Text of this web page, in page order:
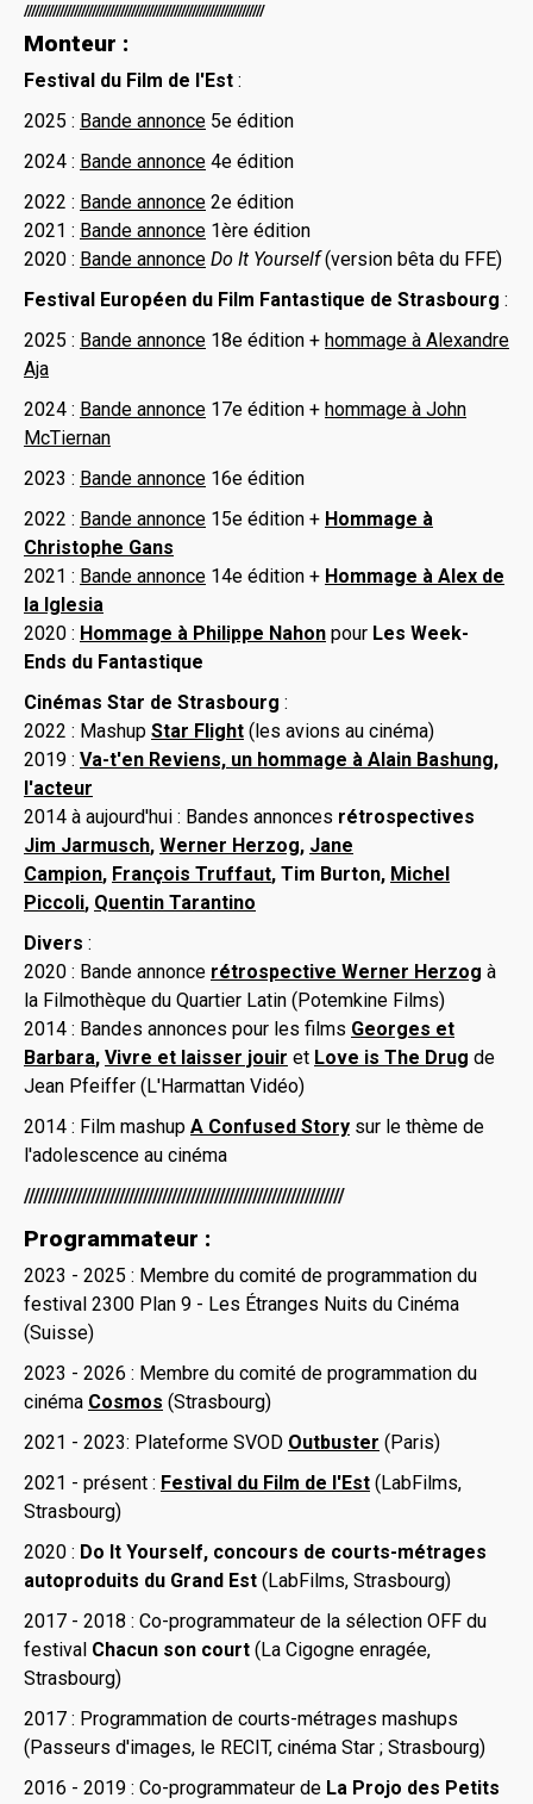
///////////////////////////////////////////////////////////////////
Monteur :
Festival du Film de l'Est :
2025 : Bande annonce 5e édition
2024 : Bande annonce 4e édition
2022 : Bande annonce 2e édition
2021 : Bande annonce 1ère édition
2020 : Bande annonce Do It Yourself(version bêta du FFE)
Festival Européen du Film Fantastique de Strasbourg :
2025 : Bande annonce 18e édition + hommage à Alexandre
Aja
2024 : Bande annonce 17e édition + hommage à John
McTiernan
2023 : Bande annonce 16e édition
2022 : Bande annonce 15e édition + Hommage à
Christophe Gans
2021 : Bande annonce 14e édition + Hommage à Alex de
la Iglesia
2020 : Hommage à Philippe Nahon pour Les Week-
Ends du Fantastique
Cinémas Star de Strasbourg :
2022 : Mashup Star Flight (les avions au cinéma)
2019 : Va-t'en Reviens, un hommage à Alain Bashung,
l'acteur
2014 à aujourd'hui : Bandes annonces rétrospectives
Jim Jarmusch, Werner Herzog, Jane
Campion, François Truffaut, Tim Burton, Michel
Piccoli, Quentin Tarantino
Divers :
2020 : Bande annonce rétrospective Werner Herzog à
la Filmothèque du Quartier Latin (Potemkine Films)
2014 : Bandes annonces pour les films Georges et
Barbara, Vivre et laisser jouir et Love is The Drug de
Jean Pfeiffer (L'Harmattan Vidéo)
2014 : Film mashup A Confused Story sur le thème de
l'adolescence au cinéma
///////////////////////////////////////////////////////////////////
Programmateur :
2023 - 2025 : Membre du comité de programmation du
festival 2300 Plan 9 - Les Étranges Nuits du Cinéma
(Suisse)
2023 - 2026 : Membre du comité de programmation du
cinéma Cosmos (Strasbourg)
2021 - 2023: Plateforme SVOD Outbuster (Paris)
2021 - présent : Festival du Film de l'Est (LabFilms,
Strasbourg)
2020 : Do It Yourself, concours de courts-métrages
autoproduits du Grand Est (LabFilms, Strasbourg)
2017 - 2018 : Co-programmateur de la sélection OFF du
festival Chacun son court (La Cigogne enragée,
Strasbourg)
2017 : Programmation de courts-métrages mashups
(Passeurs d'images, le RECIT, cinéma Star ; Strasbourg)
2016 - 2019 : Co-programmateur de La Projo des Petits